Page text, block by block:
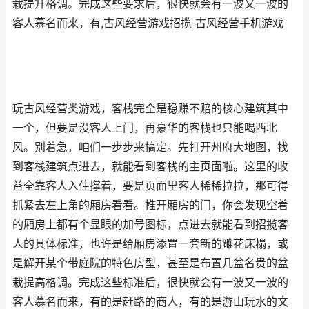
栽提升格调。完成这些要求后，很快就会有一波又一波的
客人慕名而来，有,古风经营游戏招揽 古风经营手机游戏
玩古风经营类游戏，客栈完全是稳赚不赔的核心建筑其中
一个，但要是没客人上门，再豪华的客栈也只能喝西北
风。别着急，咱们一步步来搞定。先打开州府大地图，找
到客栈建筑点进去，就能看到客栈的主页面啦。这里的收
益全靠客人入住撑着，要是页面里客人稀稀拉拉，那可得
抓紧去左上角的厢房看看。推开厢房的门，你会发现空着
的厢房上都有个显眼的加号图标，点进去就能看到招揽客
人的具体标准，也许是给厢房添置一套新的雕花床榻，或
是解开某个带庭院的特色房型，甚至是布置几盆名贵的盆
栽提高格调。完成这些标准后，很快就会有一波又一波的
客人慕名而来，有的是赶路的商人，有的是游山玩水的文